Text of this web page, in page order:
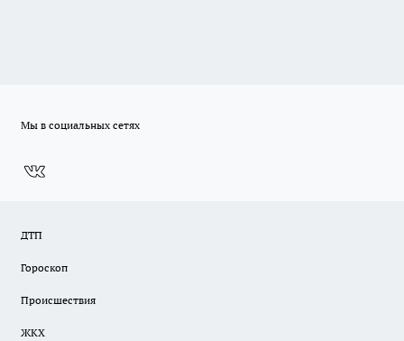
Мы в социальных сетях
ДТП
Гороскоп
Происшествия
ЖКХ